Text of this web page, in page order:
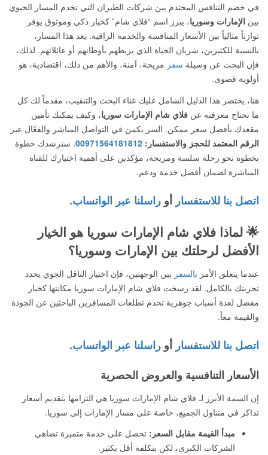
في خضم التنافس المحتدم بين شركات الطيران التي تخدم المسار الحيوي
بين الإمارات وسوريا، يبرز اسم “فلاي شام” كخيار ذكي وموثوق يوفر
توازناً مثالياً بين الأسعار المنافسة والخدمة الراقية. يعد هذا المسار،
بالنسبة للكثيرين، شريان الحياة الذي يربطهم بأوطانهم أو عائلاتهم. لذلك،
فإن البحث عن وسيلة سفر مريحة، آمنة، والأهم من ذلك، اقتصادية، هو
أولوية قصوى.
هنا، يختصر هذا الدليل الشامل عليك عناء البحث والتنقيب، مقدماً لك كل
ما تحتاج معرفته عن فلاي شام الإمارات سوريا، وكيف يمكنك تأمين
مقعدك بأفضل سعر ممكن. السر يكمن في التواصل المباشر والفعّال عبر
الرقم المعتمد للحجز والاستفسار: 00971564181812. سنرشدك خطوة
بخطوة نحو رحلة سلسة ومريحة، مؤكدين على أهمية اختيارك للقناة
المباشرة لضمان أفضل خدمة ودعم.
اتصل بنا للاستفسار أو راسلنا عبر الواتساب.
🌟 لماذا فلاي شام الإمارات سوريا هو الخيار
الأفضل لرحلتك بين الإمارات وسوريا؟
عندما يتعلق الأمر بالسفر بين الوجهتين، فإن اختيار الناقل الجوي يحدد
تجربتك بالكامل. لقد رسخت فلاي شام الإمارات سوريا مكانتها كخيار
مفضل لعدة أسباب جوهرية تخدم تطلعات المسافرين الباحثين عن الجودة
والقيمة معاً.
اتصل بنا للاستفسار أو راسلنا عبر الواتساب.
الأسعار التنافسية والعروض الحصرية
إن السمة الأبرز لـ فلاي شام الإمارات سوريا هي التزامها بتقديم أسعار
تذاكر في متناول الجميع، خاصة على مسار الإمارات إلى سوريا.
مبدأ القيمة مقابل السعر: تحصل على خدمة متميزة تضاهي
الشركات الكبرى، لكن بتكلفة أقل بكثير.